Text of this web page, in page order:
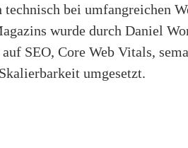
bei umfangreichen
wurde durch Daniel
SEO, Core Web Vitals,
umgesetzt.